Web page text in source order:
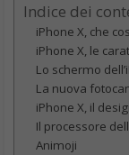
Indice dei
iPhone X, che
iPhone X, le
Lo schermo
La nuova
iPhone X, il
Il processore
Animoji